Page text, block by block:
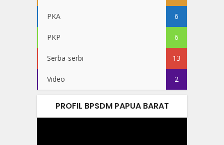
PKA 6
PKP 6
Serba-serbi 13
Video 2
PROFIL BPSDM PAPUA BARAT